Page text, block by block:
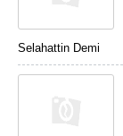
Selahattin Demi